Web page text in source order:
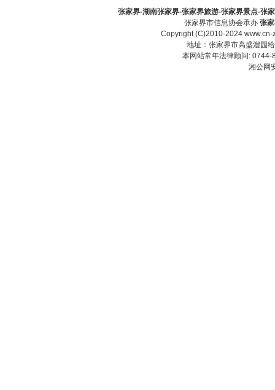
张家界-湖南张家界-张家界旅游-张家界景点-张
张家界市信息协会承办 张
Copyright (C)2010-2024
地址：张家界市高盛澧园
本网站常年法律顾问:
湘公网